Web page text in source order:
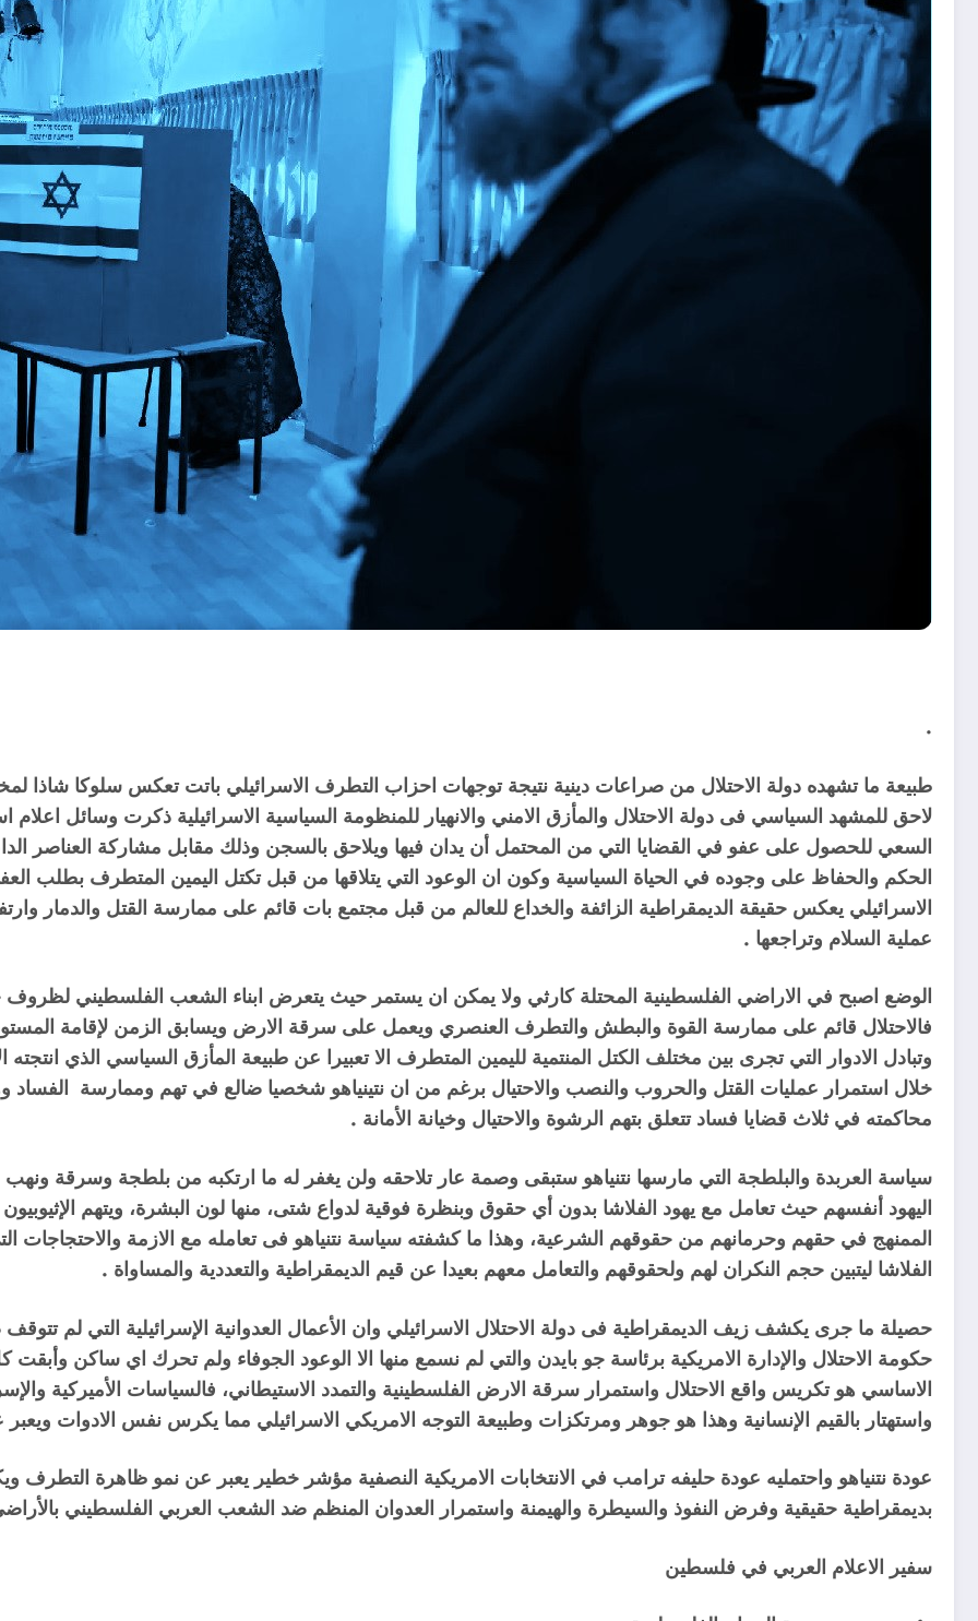
.
طبيعة ما تشهده دولة الاحتلال من صراعات دينية نتيجة توجهات احزاب التطرف الاسرائيلي باتت تعكس سلوكا شاذا
لاحق للمشهد السياسي فى دولة الاحتلال والمأزق الامني والانهيار للمنظومة السياسية الاسرائيلية ذكرت وسائل اعلام
السعي للحصول على عفو في القضايا التي من المحتمل أن يدان فيها ويلاحق بالسجن وذلك مقابل مشاركة العناصر
الحكم والحفاظ على وجوده في الحياة السياسية وكون ان الوعود التي يتلاقها من قبل تكتل اليمين المتطرف بطلب
الاسرائيلي يعكس حقيقة الديمقراطية الزائفة والخداع للعالم من قبل مجتمع بات قائم على ممارسة القتل والدمار
عملية السلام وتراجعها .
الوضع اصبح في الاراضي الفلسطينية المحتلة كارثي ولا يمكن ان يستمر حيث يتعرض ابناء الشعب الفلسطيني لظروف
فالاحتلال قائم على ممارسة القوة والبطش والتطرف العنصري ويعمل على سرقة الارض ويسابق الزمن لإقامة
وتبادل الادوار التي تجرى بين مختلف الكتل المنتمية لليمين المتطرف الا تعبيرا عن طبيعة المأزق السياسي الذي انتجته
خلال استمرار عمليات القتل والحروب والنصب والاحتيال برغم من ان نتينياهو شخصيا ضالع في تهم وممارسة
محاكمته في ثلاث قضايا فساد تتعلق بتهم الرشوة والاحتيال وخيانة الأمانة .
سياسة العربدة والبلطجة التي مارسها نتنياهو ستبقى وصمة عار تلاحقه ولن يغفر له ما ارتكبه من بلطجة وسرقة
اليهود أنفسهم حيث تعامل مع يهود الفلاشا بدون أي حقوق وبنظرة فوقية لدواع شتى، منها لون البشرة، ويتهم
الممنهج في حقهم وحرمانهم من حقوقهم الشرعية، وهذا ما كشفته سياسة نتنياهو فى تعامله مع الازمة والاحتجاجات
الفلاشا ليتبين حجم النكران لهم ولحقوقهم والتعامل معهم بعيدا عن قيم الديمقراطية والتعددية والمساواة .
حصيلة ما جرى يكشف زيف الديمقراطية فى دولة الاحتلال الاسرائيلي وان الأعمال العدوانية الإسرائيلية التي لم
حكومة الاحتلال والإدارة الامريكية برئاسة جو بايدن والتي لم نسمع منها الا الوعود الجوفاء ولم تحرك اي ساكن
الاساسي هو تكريس واقع الاحتلال واستمرار سرقة الارض الفلسطينية والتمدد الاستيطاني، فالسياسات الأميركية
واستهتار بالقيم الإنسانية وهذا هو جوهر ومرتكزات وطبيعة التوجه الامريكي الاسرائيلي مما يكرس نفس الادوات
عودة نتنياهو واحتمليه عودة حليفه ترامب في الانتخابات الامريكية النصفية مؤشر خطير يعبر عن نمو ظاهرة
بديمقراطية حقيقية وفرض النفوذ والسيطرة والهيمنة واستمرار العدوان المنظم ضد الشعب العربي الفلسطيني
سفير الاعلام العربي في فلسطين